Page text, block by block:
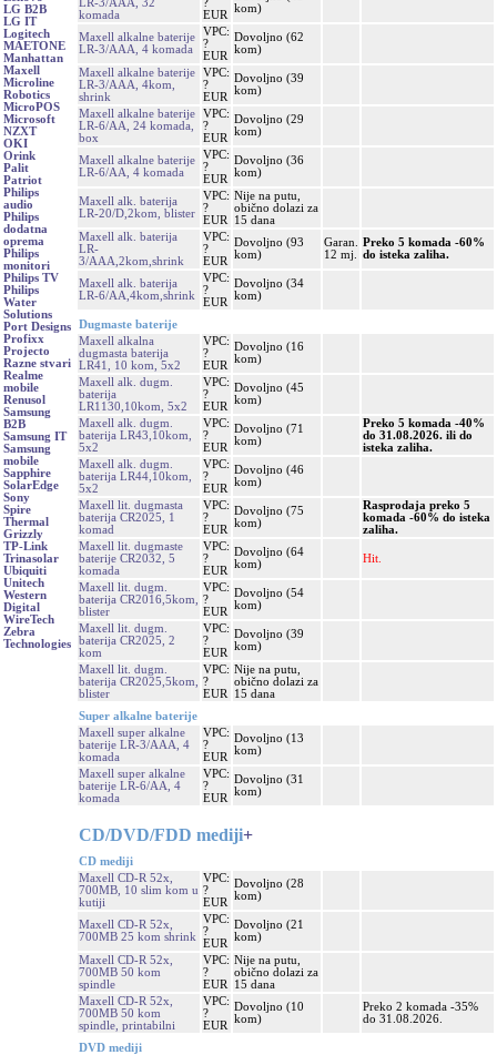
LG B2B
LG IT
Logitech
MAETONE
Manhattan
Maxell
Microline
Robotics
MicroPOS
Microsoft
NZXT
OKI
Orink
Palit
Patriot
Philips
audio
Philips
dodatna
oprema
Philips
monitori
Philips TV
Philips
Water
Solutions
Port Designs
Profixx
Projecto
Razne stvari
Realme
mobile
Renusol
Samsung
B2B
Samsung IT
Samsung
mobile
Sapphire
SolarEdge
Sony
Spire
Thermal
Grizzly
TP-Link
Trinasolar
Ubiquiti
Unitech
Western
Digital
WireTech
Zebra
Technologies
komada
EUR
kom)
Maxell alkalne baterije
LR-3/AAA, 4 komada
VPC:
?
EUR
Dovoljno (62
kom)
Maxell alkalne baterije
LR-3/AAA, 4kom,
shrink
VPC:
?
EUR
Dovoljno (39
kom)
Maxell alkalne baterije
LR-6/AA, 24 komada,
box
VPC:
?
EUR
Dovoljno (29
kom)
Maxell alkalne baterije
LR-6/AA, 4 komada
VPC:
?
EUR
Dovoljno (36
kom)
Maxell alk. baterija
LR-20/D,2kom, blister
VPC:
?
EUR
Nije na putu,
obično dolazi za
15 dana
Maxell alk. baterija
LR-
3/AAA,2kom,shrink
VPC:
?
EUR
Dovoljno (93
kom)
Garan.
12 mj.
Preko 5 komada -60%
do isteka zaliha.
Maxell alk. baterija
LR-6/AA,4kom,shrink
VPC:
?
EUR
Dovoljno (34
kom)
Dugmaste baterije
Maxell alkalna
dugmasta baterija
LR41, 10 kom, 5x2
VPC:
?
EUR
Dovoljno (16
kom)
Maxell alk. dugm.
baterija
LR1130,10kom, 5x2
VPC:
?
EUR
Dovoljno (45
kom)
Maxell alk. dugm.
baterija LR43,10kom,
5x2
VPC:
?
EUR
Dovoljno (71
kom)
Preko 5 komada -40%
do 31.08.2026. ili do
isteka zaliha.
Maxell alk. dugm.
baterija LR44,10kom,
5x2
VPC:
?
EUR
Dovoljno (46
kom)
Maxell lit. dugmasta
baterija CR2025, 1
komad
VPC:
?
EUR
Dovoljno (75
kom)
Rasprodaja preko 5
komada -60% do isteka
zaliha.
Maxell lit. dugmaste
baterije CR2032, 5
komada
VPC:
?
EUR
Dovoljno (64
kom)
Hit.
Maxell lit. dugm.
baterija CR2016,5kom,
blister
VPC:
?
EUR
Dovoljno (54
kom)
Maxell lit. dugm.
baterija CR2025, 2
kom
VPC:
?
EUR
Dovoljno (39
kom)
Maxell lit. dugm.
baterija CR2025,5kom,
blister
VPC:
?
EUR
Nije na putu,
obično dolazi za
15 dana
Super alkalne baterije
Maxell super alkalne
baterije LR-3/AAA, 4
komada
VPC:
?
EUR
Dovoljno (13
kom)
Maxell super alkalne
baterije LR-6/AA, 4
komada
VPC:
?
EUR
Dovoljno (31
kom)
CD/DVD/FDD mediji+
CD mediji
Maxell CD-R 52x,
700MB, 10 slim kom u
kutiji
VPC:
?
EUR
Dovoljno (28
kom)
Maxell CD-R 52x,
700MB 25 kom shrink
VPC:
?
EUR
Dovoljno (21
kom)
Maxell CD-R 52x,
700MB 50 kom
spindle
VPC:
?
EUR
Nije na putu,
obično dolazi za
15 dana
Maxell CD-R 52x,
700MB 50 kom
spindle, printabilni
VPC:
?
EUR
Dovoljno (10
kom)
Preko 2 komada -35%
do 31.08.2026.
DVD mediji